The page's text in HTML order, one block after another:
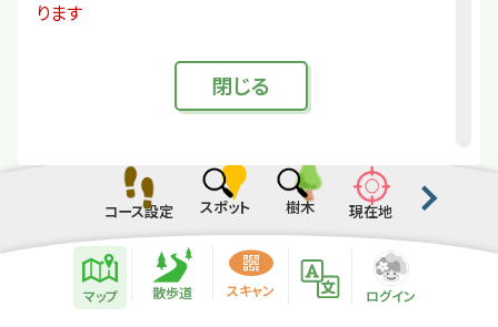
ります
閉じる
コース設定 スポット 樹木 現在地
マップ 散歩道 スキャン ログイン
散歩道紹介ページ
緑地紹介情報